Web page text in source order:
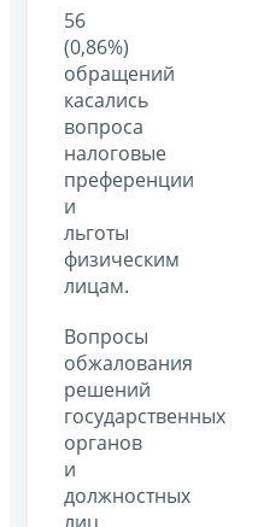
56
(0,86%)
обращений
касались
вопроса
налоговые
преференции
и
льготы
физическим
лицам.
Вопросы
обжалования
решений
государственных
органов
и
должностных
лиц‚